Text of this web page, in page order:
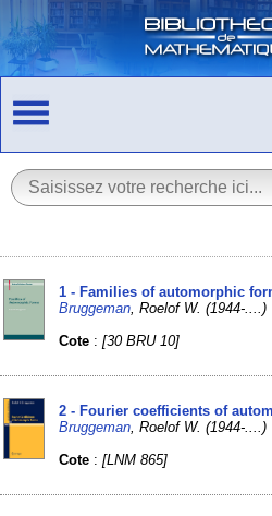
1 - Families of automorphic
Bruggeman , Roelof W. (1944-....)
Cote :[30 BRU 10]
2 - Fourier coefficients of
Bruggeman , Roelof W. (1944-....)
Cote :[LNM 865]